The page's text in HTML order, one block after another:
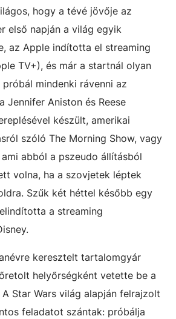
hogy a tévé jövője az
első napján a világ egyik
az Apple indította el streaming
TV+), és már a startnál olyan
mindenki rávenni az
Jennifer Aniston és Reese
készült, amerikai
szóló The Morning Show, vagy
abból a pszeudo állításból
volna, ha a szovjetek léptek
Szűk két héttel később egy
a streaming
keresztelt tartalomgyár
helyőrségként vetette be a
Star Wars világ alapján felrajzolt
feladatot szántak: próbálja